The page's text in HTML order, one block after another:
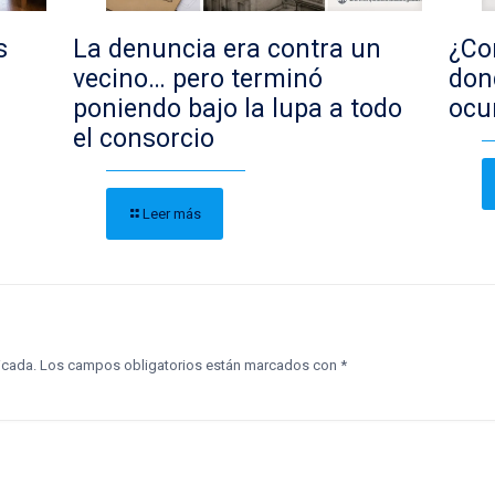
La denuncia era contra un
vecino… pero terminó
poniendo bajo la lupa a todo
el consorcio
Leer más
Los campos obligatorios están marcados con *